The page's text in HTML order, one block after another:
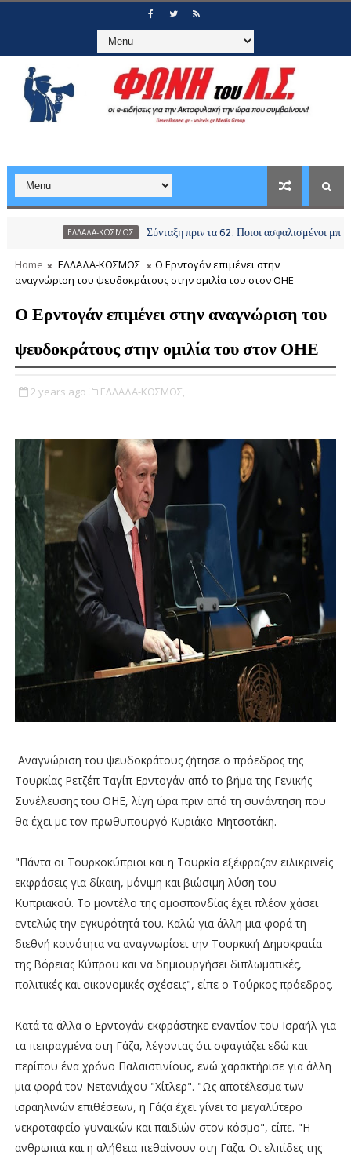
ΕΛΛΑΔΑ-ΚΟΣΜΟΣ Σύνταξη πριν τα 62: Ποιοι ασφαλισμένοι μπορούν να
Home ΕΛΛΑΔΑ-ΚΟΣΜΟΣ
Ο Ερντογάν επιμένει στην
αναγνώριση του ψευδοκράτους στην ομιλία του στον ΟΗΕ
Ο Ερντογάν επιμένει στην αναγνώριση του
ψευδοκράτους στην ομιλία του στον ΟΗΕ
2 years ago ΕΛΛΑΔΑ-ΚΟΣΜΟΣ,
Αναγνώριση του ψευδοκράτους ζήτησε ο πρόεδρος της
Τουρκίας Ρετζέπ Ταγίπ Ερντογάν από το βήμα της Γενικής
Συνέλευσης του ΟΗΕ, λίγη ώρα πριν από τη συνάντηση που
θα έχει με τον πρωθυπουργό Κυριάκο Μητσοτάκη.
"Πάντα οι Τουρκοκύπριοι και η Τουρκία εξέφραζαν ειλικρινείς
εκφράσεις για δίκαιη, μόνιμη και βιώσιμη λύση του
Κυπριακού. Το μοντέλο της ομοσπονδίας έχει πλέον χάσει
εντελώς την εγκυρότητά του. Καλώ για άλλη μια φορά τη
διεθνή κοινότητα να αναγνωρίσει την Τουρκική Δημοκρατία
της Βόρειας Κύπρου και να δημιουργήσει διπλωματικές,
πολιτικές και οικονομικές σχέσεις", είπε ο Τούρκος πρόεδρος.
Κατά τα άλλα ο Ερντογάν εκφράστηκε εναντίον του Ισραήλ για
τα πεπραγμένα στη Γάζα, λέγοντας ότι σφαγιάζει εδώ και
περίπου ένα χρόνο Παλαιστινίους, ενώ χαρακτήρισε για άλλη
μια φορά τον Νετανιάχου "Χίτλερ". "Ως αποτέλεσμα των
ισραηλινών επιθέσεων, η Γάζα έχει γίνει το μεγαλύτερο
νεκροταφείο γυναικών και παιδιών στον κόσμο", είπε. "Η
ανθρωπιά και η αλήθεια πεθαίνουν στη Γάζα. Οι ελπίδες της